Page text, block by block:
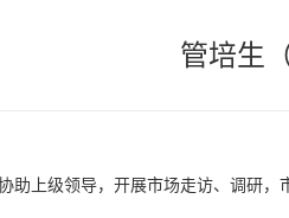
管培生
助上级领导，开展市场走访、调研